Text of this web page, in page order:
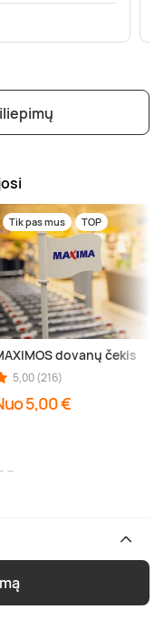
(aps.), Nida (aps.),
Tik pas mus TOP
dovanų čekis
5,00 (216)
5,00 €